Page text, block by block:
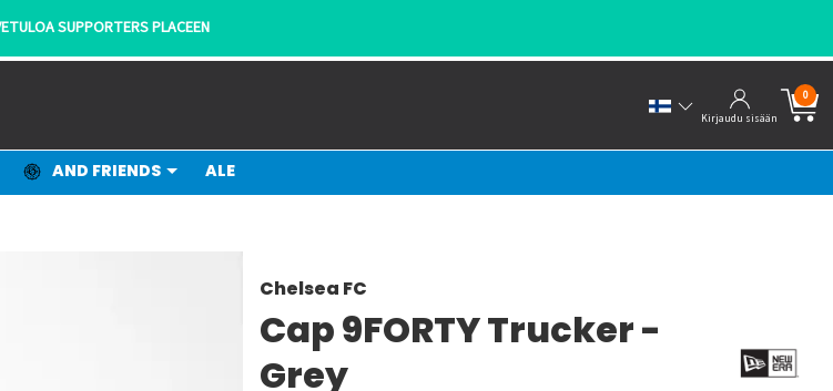
Kirjaudu sisään
0
AND FRIENDS ALE
Chelsea FC
Cap 9FORTY Trucker -
Grey